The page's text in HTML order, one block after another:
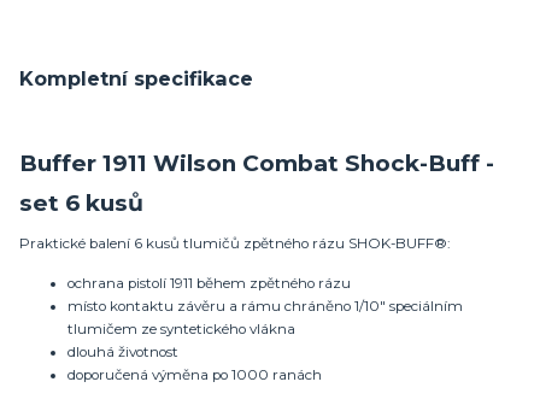
Kompletní specifikace
Buffer 1911 Wilson Combat Shock-Buff -
set 6 kusů
Praktické balení 6 kusů tlumičů zpětného rázu SHOK-BUFF®:
ochrana pistolí 1911 během zpětného rázu
místo kontaktu závěru a rámu chráněno 1/10" speciálním
tlumičem ze syntetického vlákna
dlouhá životnost
doporučená výměna po 1000 ranách